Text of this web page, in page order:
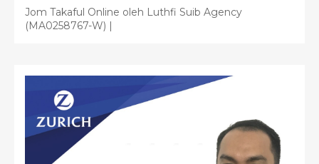
Jom Takaful Online oleh Luthfi Suib Agency
(MA0258767-W) |